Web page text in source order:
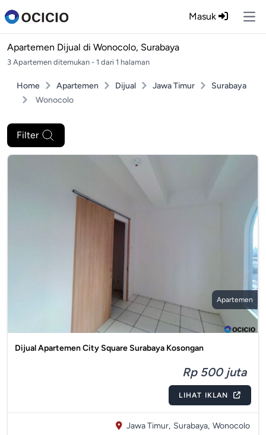
Masuk
Apartemen Dijual di Wonocolo, Surabaya
3 Apartemen ditemukan - 1 dari 1 halaman
Home Apartemen Dijual Jawa Timur
Surabaya
Wonocolo
Filter
Apartemen
Dijual Apartemen City Square Surabaya Kosongan
Rp 500 juta
LIHAT IKLAN
Jawa Timur, Surabaya, Wonocolo